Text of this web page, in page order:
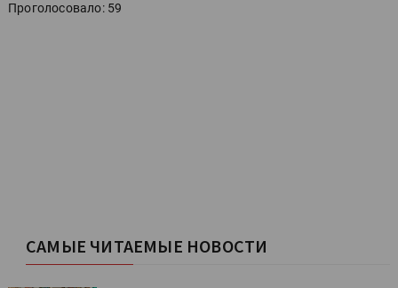
Проголосовало: 59
САМЫЕ ЧИТАЕМЫЕ НОВОСТИ